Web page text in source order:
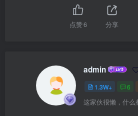
点赞6 分享
admin
1.3W+ 6
这家伙很懒，什么